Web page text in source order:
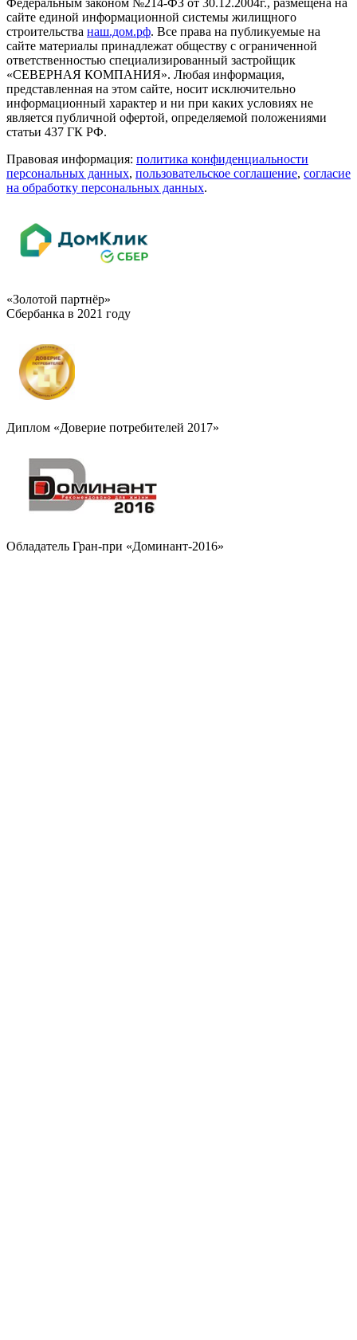
сайте единой информационной системы жилищного
строительства наш.дом.рф. Все права на публикуемые на
сайте материалы принадлежат обществу с ограниченной
ответственностью специализированный застройщик
«СЕВЕРНАЯ КОМПАНИЯ». Любая информация,
представленная на этом сайте, носит исключительно
информационный характер и ни при каких условиях не
является публичной офертой, определяемой положениями
статьи 437 ГК РФ.
Правовая информация: политика конфиденциальности
персональных данных, пользовательское cоглашение, cогласие
на обработку персональных данных.
«Золотой партнёр»
Сбербанка в 2021 году
Диплом «Доверие потребителей 2017»
Обладатель Гран-при «Доминант-2016»